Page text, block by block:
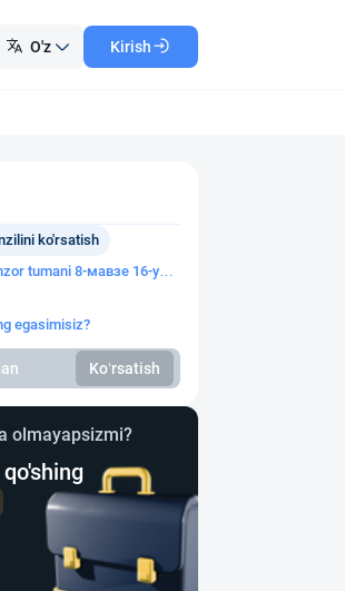
O'z Kirish
tumani 8-мавзе 16-уй
ko'rsatish
egasimisiz?
Ko‘rsatish
olmayapsizmi?